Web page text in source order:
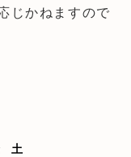
じかねますので
土